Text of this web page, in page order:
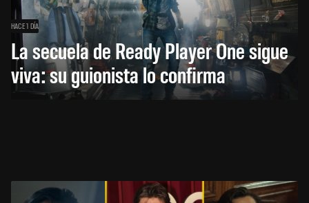
HACE 1 DÍA
La secuela de Ready Player One sigue
viva: su guionista lo confirma